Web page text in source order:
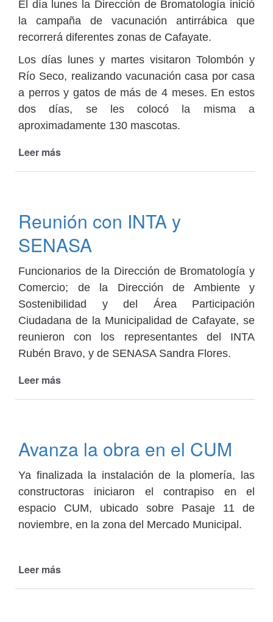
El día lunes la Dirección de Bromatología inició
la campaña de vacunación antirrábica que
recorrerá diferentes zonas de Cafayate.
Los días lunes y martes visitaron Tolombón y
Río Seco, realizando vacunación casa por casa
a perros y gatos de más de 4 meses. En estos
dos días, se les colocó la misma a
aproximadamente 130 mascotas.
Leer más
y
Río
Seco
Reunión con INTA y
SENASA
Funcionarios de la Dirección de Bromatología y
Comercio; de la Dirección de Ambiente y
Sostenibilidad y del Área Participación
Ciudadana de la Municipalidad de Cafayate, se
reunieron con los representantes del INTA
Rubén Bravo, y de SENASA Sandra Flores.
Leer más
SENASA
Avanza la obra en el CUM
Ya finalizada la instalación de la plomería, las
constructoras iniciaron el contrapiso en el
espacio CUM, ubicado sobre Pasaje 11 de
noviembre, en la zona del Mercado Municipal.
Leer más